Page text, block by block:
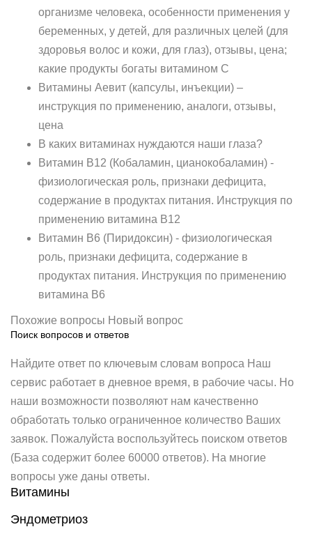
организме человека, особенности применения у
беременных, у детей, для различных целей (для
здоровья волос и кожи, для глаз), отзывы, цена;
какие продукты богаты витамином С
Витамины Аевит (капсулы, инъекции) –
инструкция по применению, аналоги, отзывы,
цена
В каких витаминах нуждаются наши глаза?
Витамин В12 (Кобаламин, цианокобаламин) -
физиологическая роль, признаки дефицита,
содержание в продуктах питания. Инструкция по
применению витамина В12
Витамин В6 (Пиридоксин) - физиологическая
роль, признаки дефицита, содержание в
продуктах питания. Инструкция по применению
витамина B6
Похожие вопросы Новый вопрос
Поиск вопросов и ответов
Найдите ответ по ключевым словам вопроса Наш
сервис работает в дневное время, в рабочие часы. Но
наши возможности позволяют нам качественно
обработать только ограниченное количество Ваших
заявок. Пожалуйста воспользуйтесь поиском ответов
(База содержит более 60000 ответов). На многие
вопросы уже даны ответы.
Витамины
Эндометриоз